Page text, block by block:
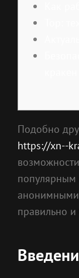
Подобно
https://xn--
популярным
анонимными
правильно и